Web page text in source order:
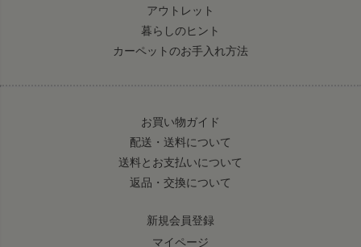
アウトレット
暮らしのヒント
カーペットのお手入れ方法
お買い物ガイド
配送・送料について
送料とお支払いについて
返品・交換について
新規会員登録
マイページ